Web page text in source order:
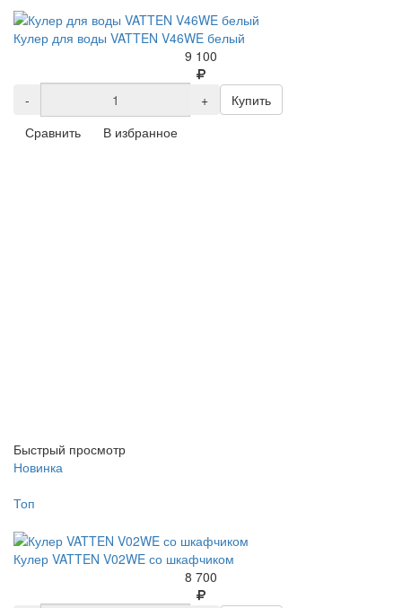
Кулер для воды VATTEN V46WE белый
9 100
- +
Купить
Сравнить
В избранное
Быстрый просмотр
Новинка
Топ
Кулер VATTEN V02WE со шкафчиком
8 700